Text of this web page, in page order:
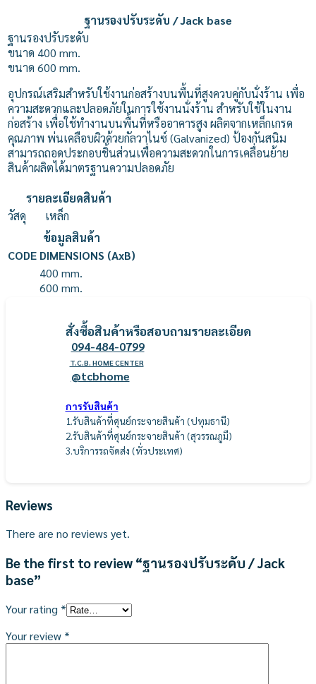
ฐานรองปรับระดับ / Jack base
ฐานรองปรับระดับ
ขนาด 400 mm.
ขนาด 600 mm.
อุปกรณ์เสริมสำหรับใช้งานก่อสร้างบนพื้นที่สูงควบคู่กับนั่งร้าน เพื่อ
ความสะดวกและปลอดภัยในการใช้งานนั่งร้าน สำหรับใช้ในงาน
ก่อสร้าง เพื่อใช้ทำงานบนพื้นที่หรืออาคารสูง ผลิตจากเหล็กเกรด
คุณภาพ พ่นเคลือบผิวด้วยกัลวาไนซ์ (Galvanized) ป้องกันสนิม
สามารถถอดประกอบชิ้นส่วนเพื่อความสะดวกในการเคลื่อนย้าย
สินค้าผลิตได้มาตรฐานความปลอดภัย
รายละเอียดสินค้า
วัสดุ
เหล็ก
ข้อมูลสินค้า
CODE DIMENSIONS (AxB)
400 mm.
600 mm.
สั่งซื้อสินค้าหรือสอบถามรายละเอียด
094-484-0799
T.C.B. HOME CENTER
@tcbhome
การรับสินค้า
1.รับสินค้าที่ศุนย์กระจายสินค้า (ปทุมธานี)
2.รับสินค้าที่ศุนย์กระจายสินค้า (สุวรรณภูมื)
3.บริการรถจัดส่ง (ทั่วประเทศ)
Reviews
There are no reviews yet.
Be the first to review “ฐานรองปรับระดับ / Jack
base”
Your rating *
Your review *